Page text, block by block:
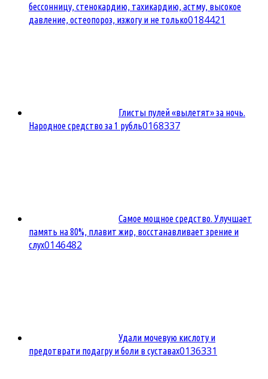
бессонницу, стенокардию, тахикардию, астму, высокое
давление, остеопороз, изжогу и не только0184421
Глисты пулей «вылетят» за ночь.
Народное средство за 1 рубль0168337
Самое мощное средство. Улучшает
память на 80%, плавит жир, восстанавливает зрение и
слух0146482
Удали мочевую кислоту и
предотврати подагру и боли в суставах0136331